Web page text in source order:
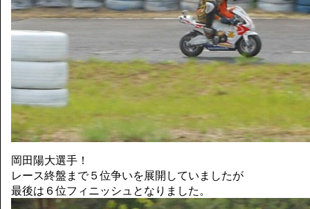
岡田陽大選手！
レース終盤まで５位争いを展開していましたが
最後は６位フィニッシュとなりました。